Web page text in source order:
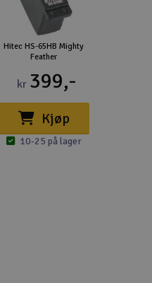
Hitec HS-65HB Mighty
Feather
kr 399,-
Kjøp
10-25 på lager